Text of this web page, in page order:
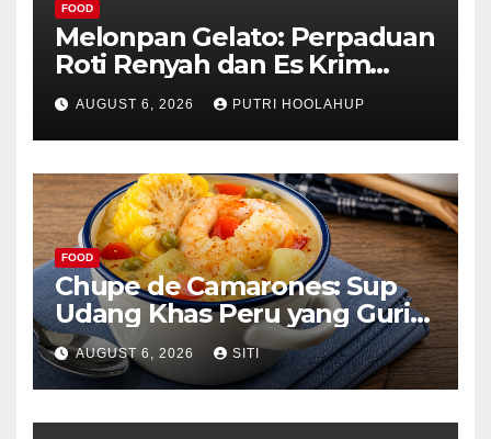
FOOD
Melonpan Gelato: Perpaduan
Roti Renyah dan Es Krim
Lembut yang Menggoda
AUGUST 6, 2026 PUTRI HOOLAHUP
FOOD
Chupe de Camarones: Sup
Udang Khas Peru yang Gurih
Lezat
AUGUST 6, 2026 SITI